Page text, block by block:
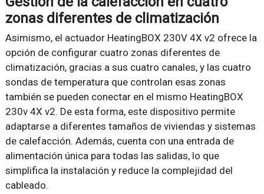
zonas diferentes de climatización
Asimismo, el actuador HeatingBOX 230V 4X v2 ofrece la
opción de configurar cuatro zonas diferentes de
climatización, gracias a sus cuatro canales, y las cuatro
sondas de temperatura que controlan esas zonas
también se pueden conectar en el mismo HeatingBOX
230v 4X v2. De esta forma, este dispositivo permite
adaptarse a diferentes tamaños de viviendas y sistemas
de calefacción. Además, cuenta con una entrada de
alimentación única para todas las salidas, lo que
simplifica la instalación y reduce la complejidad del
cableado.